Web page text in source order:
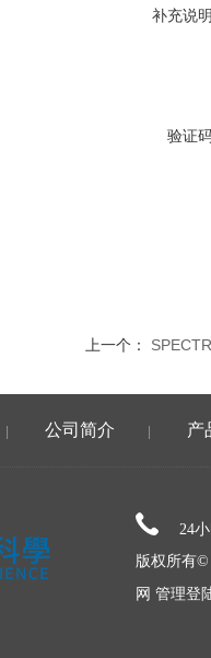
补充说明
验证
上一个：
公司简介 产
24
版权所有©
网 管理登